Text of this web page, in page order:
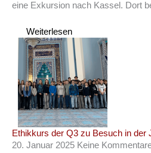
eine Exkursion nach Kassel. Dort
Weiterlesen
Ethikkurs der Q3 zu Besuch in der
20. Januar 2025 Keine